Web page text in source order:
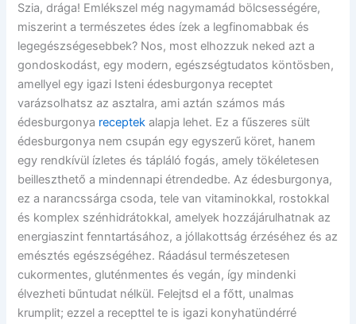
Szia, drága! Emlékszel még nagymamád bölcsességére,
miszerint a természetes édes ízek a legfinomabbak és
legegészségesebbek? Nos, most elhozzuk neked azt a
gondoskodást, egy modern, egészségtudatos köntösben,
amellyel egy igazi Isteni édesburgonya receptet
varázsolhatsz az asztalra, ami aztán számos más
édesburgonya receptek alapja lehet. Ez a fűszeres sült
édesburgonya nem csupán egy egyszerű köret, hanem
egy rendkívül ízletes és tápláló fogás, amely tökéletesen
beilleszthető a mindennapi étrendedbe. Az édesburgonya,
ez a narancssárga csoda, tele van vitaminokkal, rostokkal
és komplex szénhidrátokkal, amelyek hozzájárulhatnak az
energiaszint fenntartásához, a jóllakottság érzéséhez és az
emésztés egészségéhez. Ráadásul természetesen
cukormentes, gluténmentes és vegán, így mindenki
élvezheti bűntudat nélkül. Felejtsd el a főtt, unalmas
krumplit; ezzel a recepttel te is igazi konyhatündérré